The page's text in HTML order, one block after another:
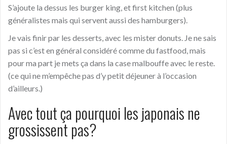
S’ajoute la dessus les burger king, et first kitchen (plus
généralistes mais qui servent aussi des hamburgers).
Je vais finir par les desserts, avec les mister donuts. Je ne sais
pas si c’est en général considéré comme du fastfood, mais
pour ma part je mets ça dans la case malbouffe avec le reste.
(ce qui ne m’empêche pas d’y petit déjeuner à l’occasion
d’ailleurs.)
Avec tout ça pourquoi les japonais ne
grossissent pas?